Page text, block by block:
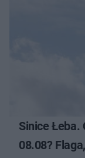
Sinice Łeba.
08.08?